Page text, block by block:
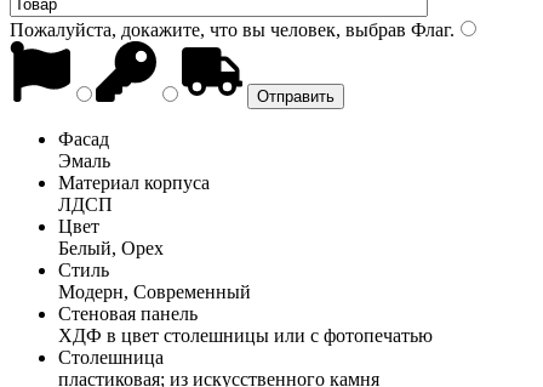
Пожалуйста, докажите, что вы человек, выбрав Флаг.
Фасад
Эмаль
Материал корпуса
ЛДСП
Цвет
Белый, Орех
Стиль
Модерн, Современный
Стеновая панель
ХДФ в цвет столешницы или с фотопечатью
Столешница
пластиковая; из искусственного камня